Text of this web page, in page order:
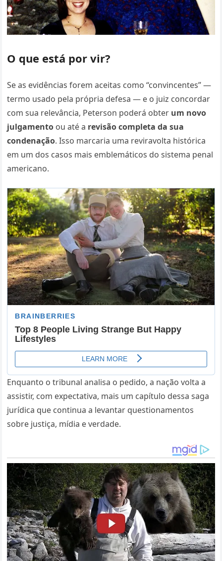
O que está por vir?
Se as evidências forem aceitas como “convincentes” —
termo usado pela própria defesa — e o juiz concordar
com sua relevância, Peterson poderá obter um novo
julgamento ou até a revisão completa da sua
condenação. Isso marcaria uma reviravolta histórica
em um dos casos mais emblemáticos do sistema penal
americano.
Enquanto o tribunal analisa o pedido, a nação volta a
assistir, com expectativa, mais um capítulo dessa saga
jurídica que continua a levantar questionamentos
sobre justiça, mídia e verdade.